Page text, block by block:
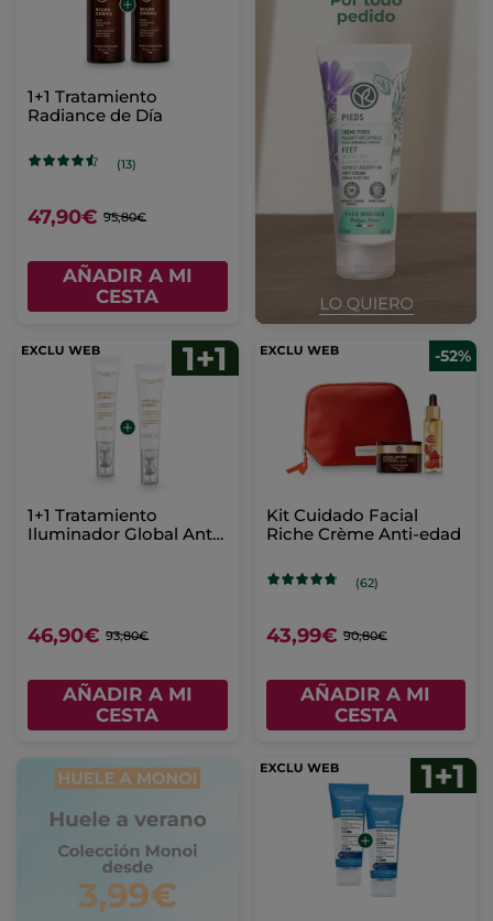
1+1 Tratamiento
Radiance de Día
(13)
47,90€ 95,80€
AÑADIR A MI
CESTA
1+1 Tratamiento
Iluminador Global Anti-
46,90€ 93,80€
AÑADIR A MI
CESTA
-52%
Kit Cuidado Facial
Riche Crème Anti-edad
(62)
43,99€ 90,80€
AÑADIR A MI
CESTA